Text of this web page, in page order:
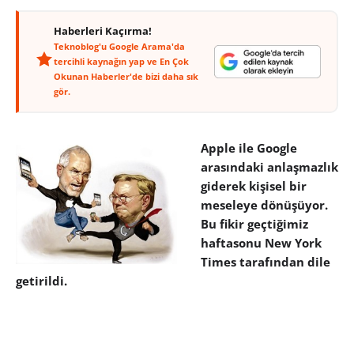
Haberleri Kaçırma!
Teknoblog'u Google Arama'da
tercihli kaynağın yap ve En Çok
Okunan Haberler'de bizi daha sık
gör.
Apple ile Google
arasındaki anlaşmazlık
giderek kişisel bir
meseleye dönüşüyor.
Bu fikir geçtiğimiz
haftasonu New York
Times tarafından dile
getirildi.